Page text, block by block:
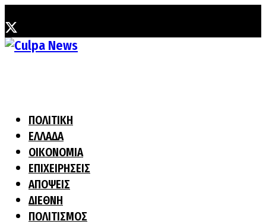
ΠΟΛΙΤΙΚΗ
ΕΛΛΑΔΑ
ΟΙΚΟΝΟΜΙΑ
ΕΠΙΧΕΙΡΗΣΕΙΣ
ΑΠΟΨΕΙΣ
ΔΙΕΘΝΗ
ΠΟΛΙΤΙΣΜΟΣ